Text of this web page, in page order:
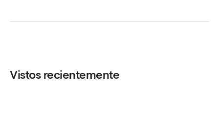
Vistos recientemente